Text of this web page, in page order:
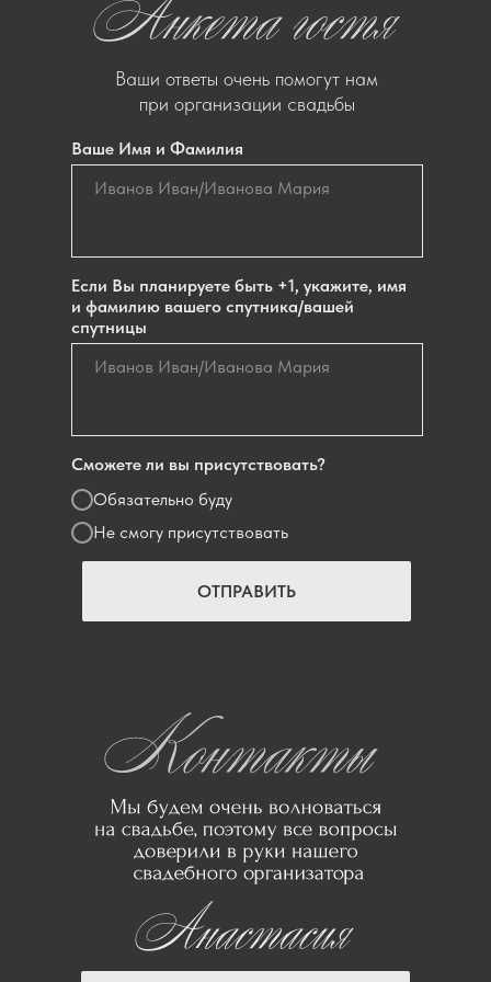
Ваши ответы очень помогут нам
при организации свадьбы
Ваше Имя и Фамилия
Если Вы планируете быть +1, укажите, имя
и фамилию вашего спутника/вашей
спутницы
Сможете ли вы присутствовать?
Обязательно буду
Не смогу присутствовать
ОТПРАВИТЬ